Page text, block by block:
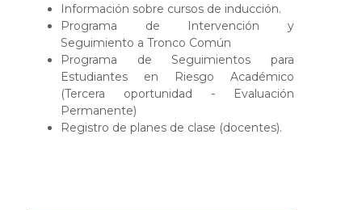
Información sobre cursos de inducción.
Programa de Intervención y
Seguimiento a Tronco Común
Programa de Seguimientos para
Estudiantes en Riesgo Académico
(Tercera oportunidad - Evaluación
Permanente)
Registro de planes de clase (docentes).